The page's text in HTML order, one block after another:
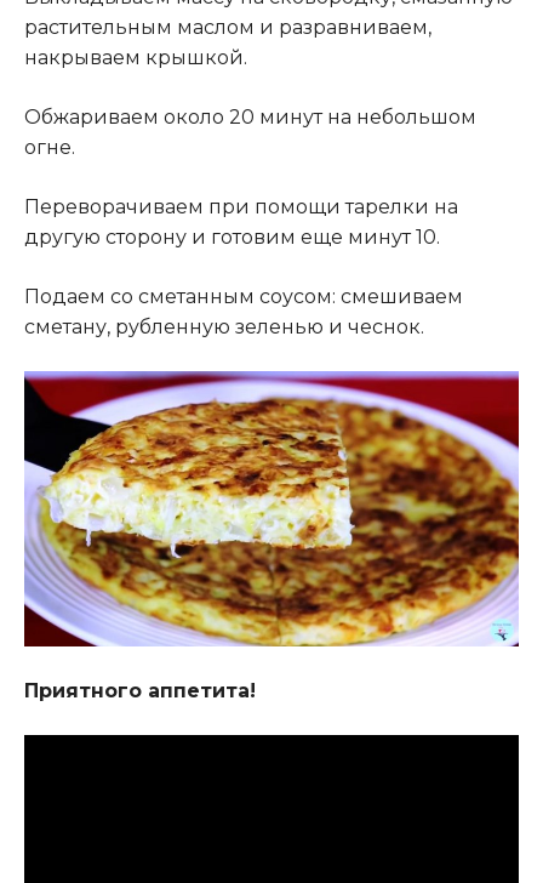
растительным маслом и разравниваем,
накрываем крышкой.
Обжариваем около 20 минут на небольшом
огне.
Переворачиваем при помощи тарелки на
другую сторону и готовим еще минут 10.
Подаем со сметанным соусом: смешиваем
сметану, рубленную зеленью и чеснок.
Приятного аппетита!